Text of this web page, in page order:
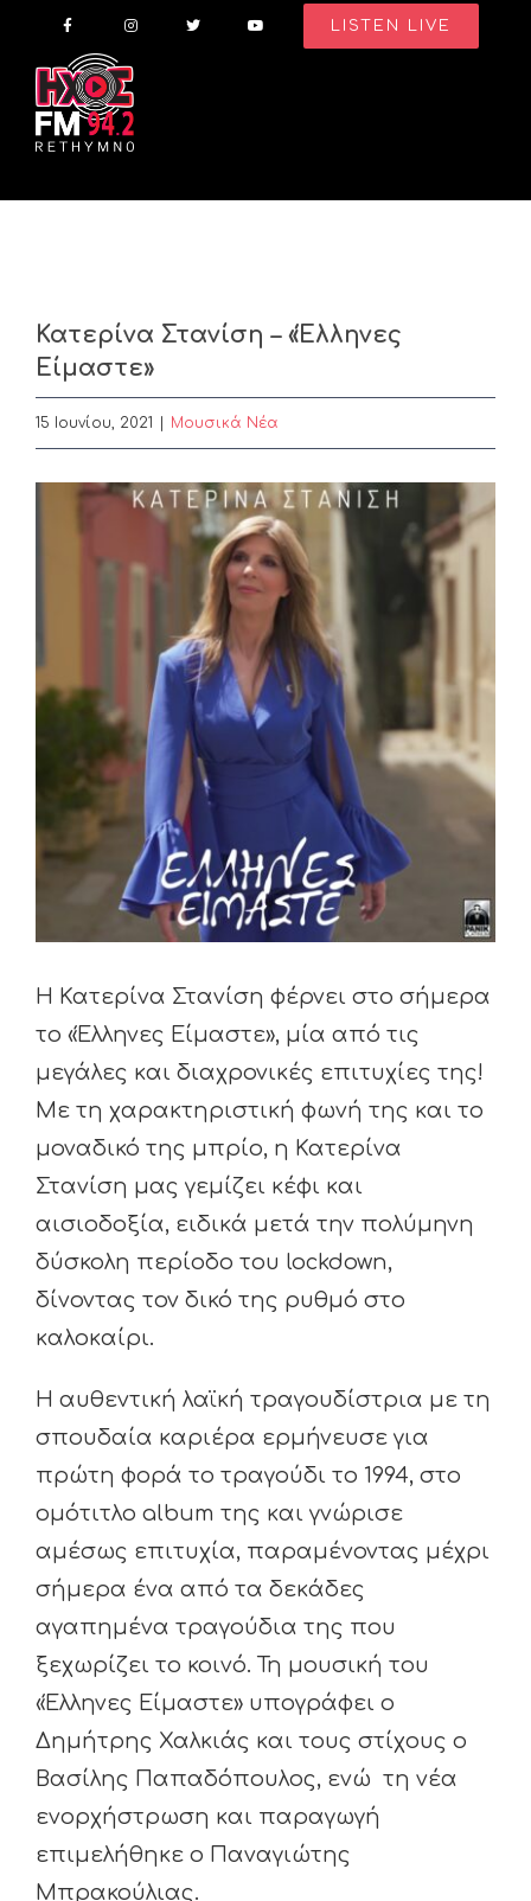
content
LISTEN LIVE
Κατερίνα Στανίση – «Έλληνες
Είμαστε»
15 Ιουνίου, 2021 | Μουσικά Νέα
View
Larger
Η Κατερίνα Στανίση φέρνει στο σήμερα
το «Έλληνες Είμαστε», μία από τις
μεγάλες και διαχρονικές επιτυχίες της!
Με τη χαρακτηριστική φωνή της και το
μοναδικό της μπρίο, η Κατερίνα
Στανίση μας γεμίζει κέφι και
αισιοδοξία, ειδικά μετά την πολύμηνη
δύσκολη περίοδο του lockdown,
δίνοντας τον δικό της ρυθμό στο
καλοκαίρι.
Η αυθεντική λαϊκή τραγουδίστρια με τη
σπουδαία καριέρα ερμήνευσε για
πρώτη φορά το τραγούδι το 1994, στο
ομότιτλο album της και γνώρισε
αμέσως επιτυχία, παραμένοντας μέχρι
σήμερα ένα από τα δεκάδες
αγαπημένα τραγούδια της που
ξεχωρίζει το κοινό. Τη μουσική του
«Έλληνες Είμαστε» υπογράφει ο
Δημήτρης Χαλκιάς και τους στίχους ο
Βασίλης Παπαδόπουλος, ενώ τη νέα
ενορχήστρωση και παραγωγή
επιμελήθηκε ο Παναγιώτης
Μπρακούλιας.